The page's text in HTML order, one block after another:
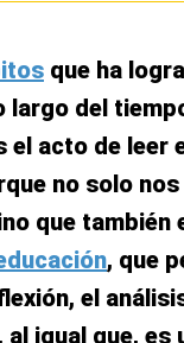
que ha
largo del
el acto de leer
no solo
que también
, que
el
igual que, es